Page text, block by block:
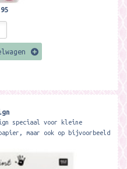
speciaal voor kleine
maar ook op bijvoorbeeld